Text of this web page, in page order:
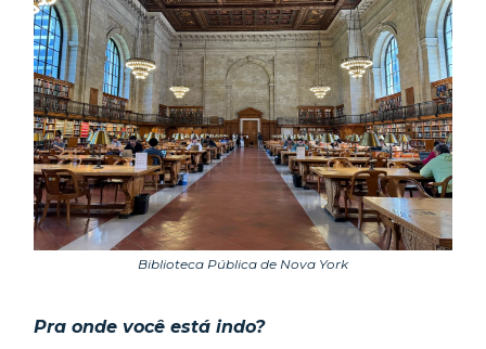
Biblioteca Pública de Nova York
Pra onde você está indo?